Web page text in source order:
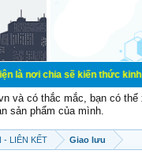
sẽ kiến thức kinh nghiệm
và có thắc mắc, bạn có
sản phẩm của mình.
- LIÊN KẾT Giao lưu